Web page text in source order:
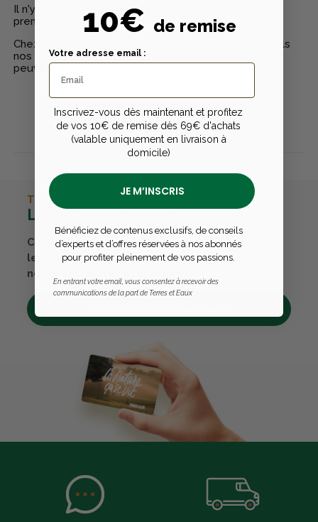
Il n'y a pas encore d'avis pour ce produit - Soyez le
premier à rédiger un avis
Chez Terres & Eaux, les avis sont 100% certifiés : seuls
nos clients ayant réellement acheté nos produits
peuvent laisser un avis
Publier un avis
TERRES & EAUX
La carte avantages
Cumulez des points passions et convertissez-
les en bons cadeaux. Bénéficiez également de
nombreux autres avantages.
10€ de remise
Votre adresse email :
Inscrivez-vous dès maintenant et profitez
de vos 10€ de remise dès 69€ d'achats
(valable uniquement en livraison à
domicile)
JE M’INSCRIS
Bénéficiez de contenus exclusifs, de conseils
d’experts et d’offres réservées à nos abonnés
pour profiter pleinement de vos passions.
En entrant votre email, vous consentez à recevoir des
communications de la part de Terres et Eaux